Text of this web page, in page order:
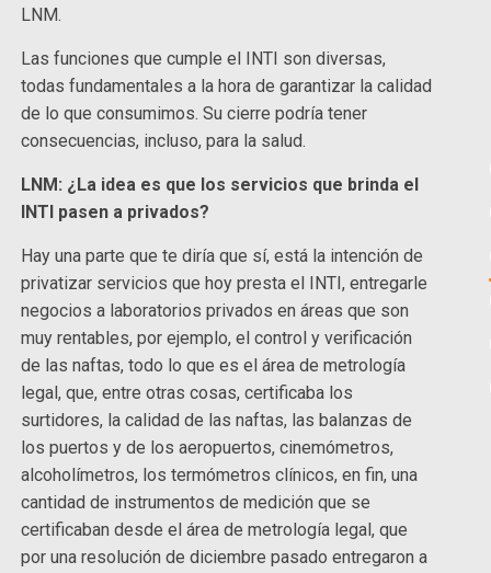
LNM.
Las funciones que cumple el INTI son diversas,
todas fundamentales a la hora de garantizar la calidad
de lo que consumimos. Su cierre podría tener
consecuencias, incluso, para la salud.
LNM: ¿La idea es que los servicios que brinda el
INTI pasen a privados?
Hay una parte que te diría que sí, está la intención de
privatizar servicios que hoy presta el INTI, entregarle
negocios a laboratorios privados en áreas que son
muy rentables, por ejemplo, el control y verificación
de las naftas, todo lo que es el área de metrología
legal, que, entre otras cosas, certificaba los
surtidores, la calidad de las naftas, las balanzas de
los puertos y de los aeropuertos, cinemómetros,
alcoholímetros, los termómetros clínicos, en fin, una
cantidad de instrumentos de medición que se
certificaban desde el área de metrología legal, que
por una resolución de diciembre pasado entregaron a